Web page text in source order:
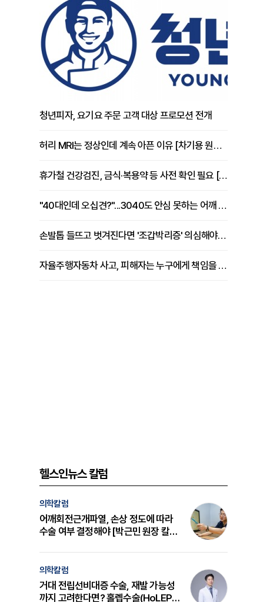
청년피자, 요기요 주문 고객 대상 프로모션 전개
허리 MRI는 정상인데 계속 아픈 이유 [차기용 원장 칼럼]
휴가철 건강검진, 금식·복용약 등 사전 확인 필요 [정도감 원장 칼럼]
"40대인데 오십견?"...3040도 안심 못하는 어깨 유착성 관절낭염
손발톱 들뜨고 벗겨진다면 '조갑박리증' 의심해야 [김철윤 원장 칼럼]
자율주행자동차 사고, 피해자는 누구에게 책임을 물을 수 있을까
헬스인뉴스 칼럼
의학칼럼
어깨회전근개파열, 손상 정도에 따라
수술 여부 결정해야 [박근민 원장 칼
의학칼럼
거대 전립선비대증 수술, 재발 가능성
까지 고려한다면? 홀렙수술(HoLEP)